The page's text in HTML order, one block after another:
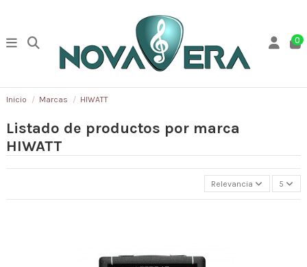
0
Inicio Marcas HIWATT
Listado de productos por marca
HIWATT
Relevancia 5